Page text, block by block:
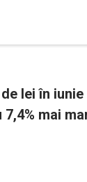
lei în
mai